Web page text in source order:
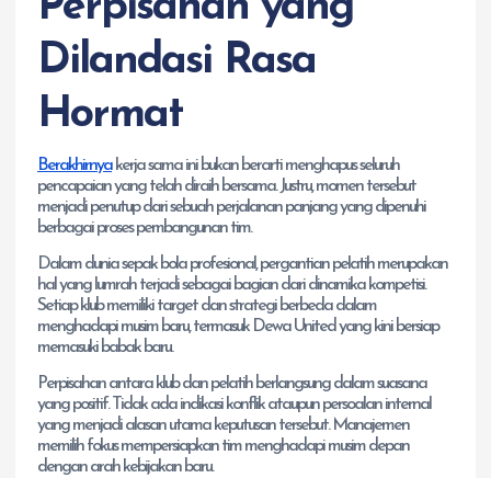
Dilandasi Rasa
Hormat
Berakhirnyakerja sama ini bukan berarti menghapus seluruh
pencapaian yang telah diraih bersama. Justru, momen tersebut
menjadi penutup dari sebuah perjalanan panjang yang dipenuhi
berbagai proses pembangunan tim.
Dalam dunia sepak bola profesional, pergantian pelatih merupakan
hal yang lumrah terjadi sebagai bagian dari dinamika kompetisi.
Setiap klub memiliki target dan strategi berbeda dalam
menghadapi musim baru, termasuk Dewa United yang kini bersiap
memasuki babak baru.
Perpisahan antara klub dan pelatih berlangsung dalam suasana
yang positif. Tidak ada indikasi konflik ataupun persoalan internal
yang menjadi alasan utama keputusan tersebut. Manajemen
memilih fokus mempersiapkan tim menghadapi musim depan
dengan arah kebijakan baru.